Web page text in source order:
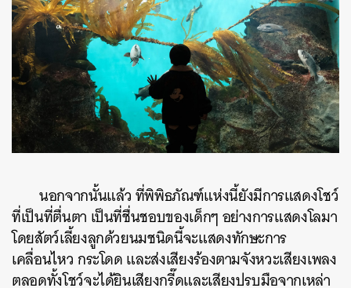
นอกจากนั้นแล้ว ที่พิพิธภัณฑ์แห่งนี้ยังมีการแสดงโชว์
ที่เป็นที่ตื่นตา เป็นที่ชื่นชอบของเด็กๆ อย่างการแสดงโลมา
โดยสัตว์เลี้ยงลูกด้วยนมชนิดนี้จะแสดงทักษะการ
เคลื่อนไหว กระโดด และส่งเสียงร้องตามจังหวะเสียงเพลง
ตลอดทั้งโชว์จะได้ยินเสียงกรี๊ดและเสียงปรบมือจากเหล่า